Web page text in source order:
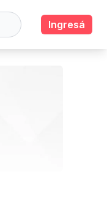
Ingresá